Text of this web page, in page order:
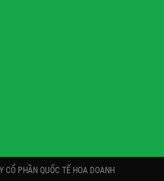
PHẦN QUỐC TẾ HOA DOANH